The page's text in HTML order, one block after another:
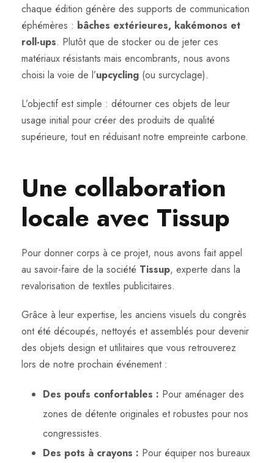
chaque édition génère des supports de communication
éphémères : bâches extérieures, kakémonos et
roll-ups. Plutôt que de stocker ou de jeter ces
matériaux résistants mais encombrants, nous avons
choisi la voie de l’upcycling (ou surcyclage).
L’objectif est simple : détourner ces objets de leur
usage initial pour créer des produits de qualité
supérieure, tout en réduisant notre empreinte carbone.
Une collaboration
locale avec Tissup
Pour donner corps à ce projet, nous avons fait appel
au savoir-faire de la société Tissup, experte dans la
revalorisation de textiles publicitaires.
Grâce à leur expertise, les anciens visuels du congrès
ont été découpés, nettoyés et assemblés pour devenir
des objets design et utilitaires que vous retrouverez
lors de notre prochain événement :
Des poufs confortables : Pour aménager des
zones de détente originales et robustes pour nos
congressistes.
Des pots à crayons : Pour équiper nos bureaux